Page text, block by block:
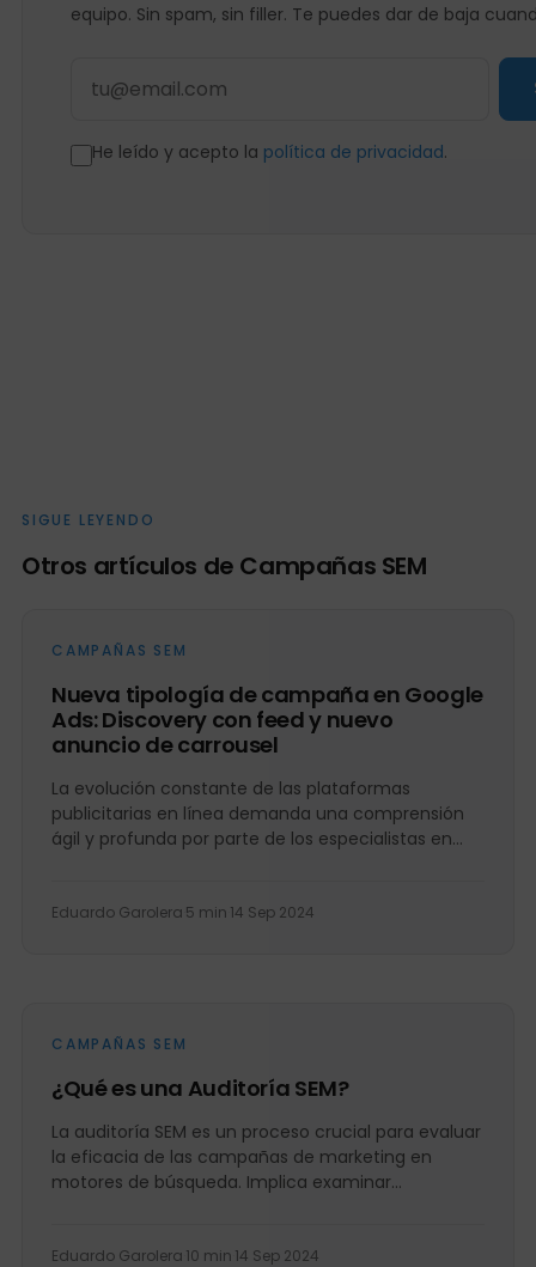
equipo. Sin spam, sin filler. Te puedes dar de baja
He leído y acepto la política de privacidad.
SIGUE LEYENDO
Otros artículos de Campañas SEM
CAMPAÑAS SEM
Nueva tipología de campaña en Google
Ads: Discovery con feed y nuevo
anuncio de carrousel
La evolución constante de las plataformas
publicitarias en línea demanda una comprensión
ágil y profunda por parte de los especialistas en
Eduardo Garolera 5 min 14 Sep 2024
CAMPAÑAS SEM
¿Qué es una Auditoría SEM?
La auditoría SEM es un proceso crucial para evaluar
la eficacia de las campañas de marketing en
motores de búsqueda. Implica examinar
Eduardo Garolera 10 min 14 Sep 2024